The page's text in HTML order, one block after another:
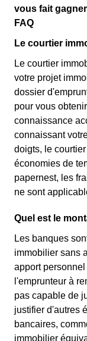
vous fait
FAQ
Le courtier
Le courtier
votre projet
dossier
pour vous
connaissance
connaissant
doigts, le
économies de
papernest, les
ne sont
Quel est le
Les banques
immobilier sans
apport
l'emprunteur à
pas capable de
justifier d'autres
bancaires,
immobilier